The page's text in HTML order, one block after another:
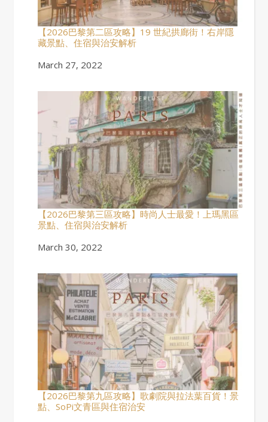
【2026巴黎第二區攻略】19 世紀拱廊街！右岸隱
藏景點、住宿與治安解析
Date
March 27, 2022
【2026巴黎第三區攻略】時尚人士最愛！上瑪黑區
景點、住宿與治安解析
Date
March 30, 2022
【2026巴黎第九區攻略】歌劇院與拉法葉百貨！景
點、SoPi文青區與住宿治安